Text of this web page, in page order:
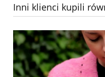
Inni klienci kupili